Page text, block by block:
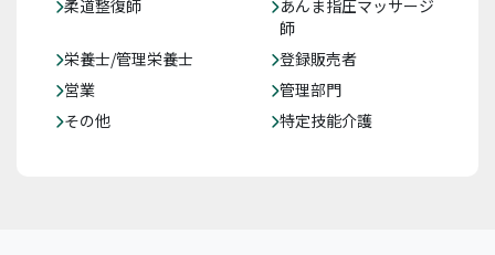
柔道整復師
あんま指圧マッサージ
師
栄養士/管理栄養士
登録販売者
営業
管理部門
その他
特定技能介護